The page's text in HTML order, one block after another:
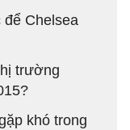
để Chelsea
trường
khó trong